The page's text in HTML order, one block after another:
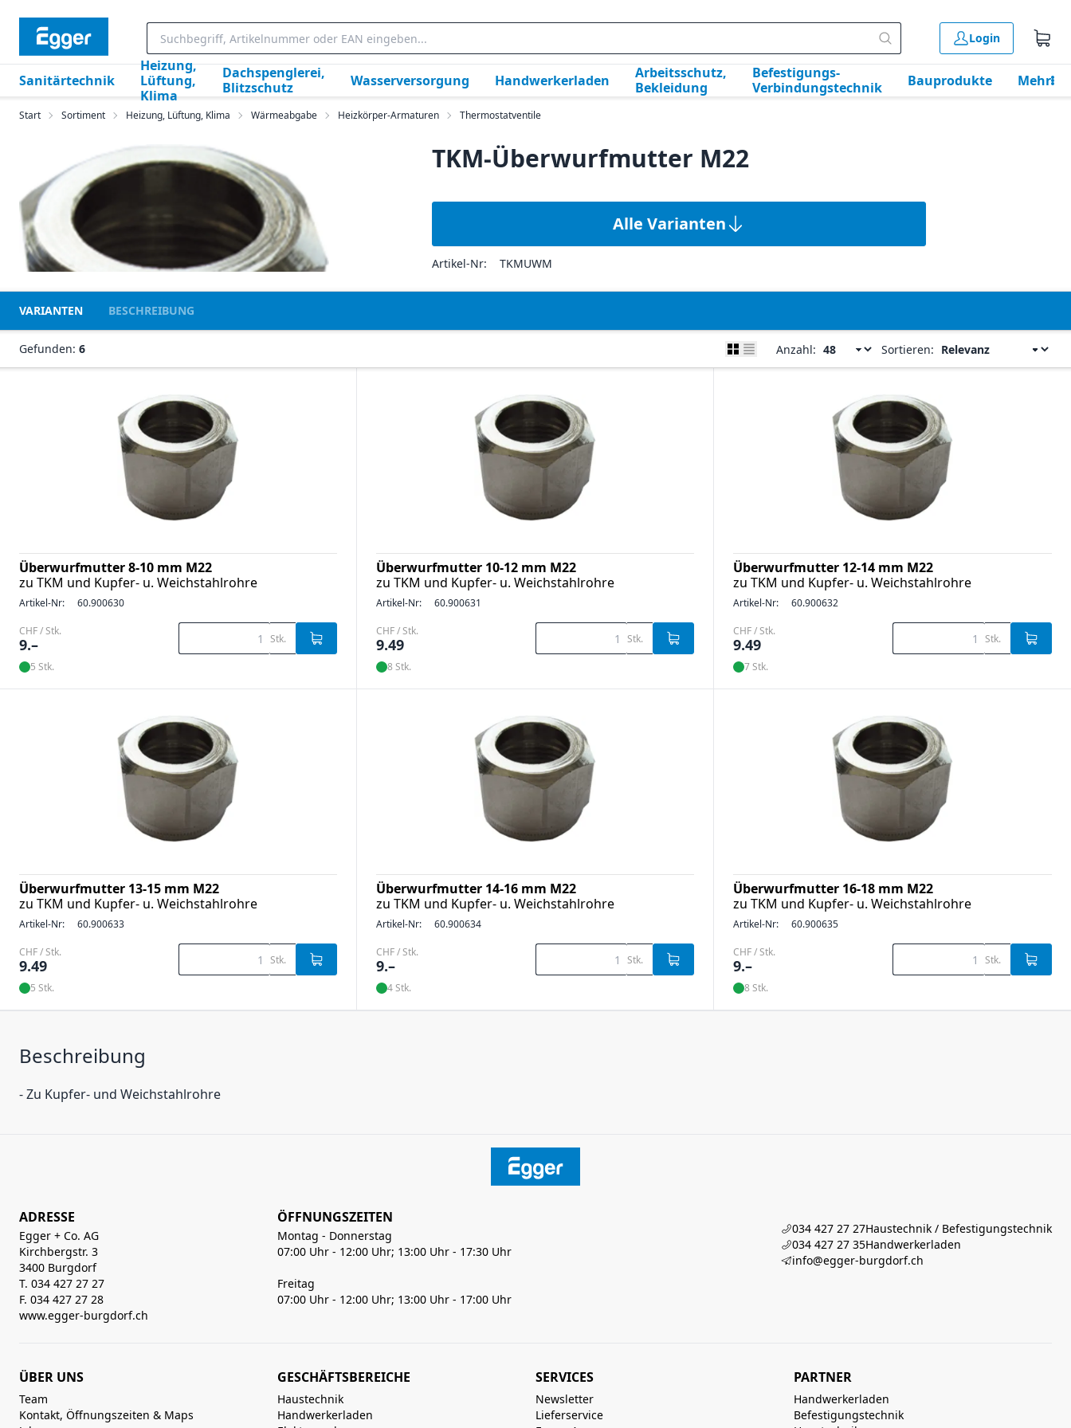
Login
Sanitärtechnik
Heizung,
Lüftung,
Klima
Dachspenglerei,
Blitzschutz
Wasserversorgung Handwerkerladen
Arbeitsschutz,
Bekleidung
Befestigungs-
Verbindungstechnik
Bauprodukte Mehr
Start Sortiment Heizung, Lüftung, Klima Wärmeabgabe Heizkörper-Armaturen Thermostatventile
TKM-Überwurfmutter M22
Alle Varianten
Artikel-Nr: TKMUWM
VARIANTEN BESCHREIBUNG
Gefunden: 6 Anzahl: Sortieren:
Überwurfmutter 8-10 mm M22
zu TKM und Kupfer- u. Weichstahlrohre
Artikel-Nr: 60.900630
CHF / Stk.
9.– Stk.
5 Stk.
Überwurfmutter 10-12 mm M22
zu TKM und Kupfer- u. Weichstahlrohre
Artikel-Nr: 60.900631
CHF / Stk.
9.49 Stk.
8 Stk.
Überwurfmutter 12-14 mm M22
zu TKM und Kupfer- u. Weichstahlrohre
Artikel-Nr: 60.900632
CHF / Stk.
9.49 Stk.
7 Stk.
Überwurfmutter 13-15 mm M22
zu TKM und Kupfer- u. Weichstahlrohre
Artikel-Nr: 60.900633
CHF / Stk.
9.49 Stk.
5 Stk.
Überwurfmutter 14-16 mm M22
zu TKM und Kupfer- u. Weichstahlrohre
Artikel-Nr: 60.900634
CHF / Stk.
9.– Stk.
4 Stk.
Überwurfmutter 16-18 mm M22
zu TKM und Kupfer- u. Weichstahlrohre
Artikel-Nr: 60.900635
CHF / Stk.
9.– Stk.
8 Stk.
Beschreibung
- Zu Kupfer- und Weichstahlrohre
ADRESSE
Egger + Co. AG
Kirchbergstr. 3
3400 Burgdorf
T. 034 427 27 27
F. 034 427 27 28
www.egger-burgdorf.ch
ÖFFNUNGSZEITEN
Montag - Donnerstag
07:00 Uhr - 12:00 Uhr; 13:00 Uhr - 17:30 Uhr
Freitag
07:00 Uhr - 12:00 Uhr; 13:00 Uhr - 17:00 Uhr
034 427 27 27Haustechnik / Befestigungstechnik
034 427 27 35Handwerkerladen
info@egger-burgdorf.ch
ÜBER UNS
Team
Kontakt, Öffnungszeiten & Maps
GESCHÄFTSBEREICHE
Haustechnik
Handwerkerladen
SERVICES
Newsletter
Lieferservice
PARTNER
Handwerkerladen
Befestigungstechnik